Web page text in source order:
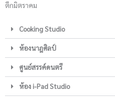
ตึกมิตราคม
Cooking Studio
ห้องนาฎศิลป์
ศูนย์สรรค์ดนตรี
ห้อง i-Pad Studio